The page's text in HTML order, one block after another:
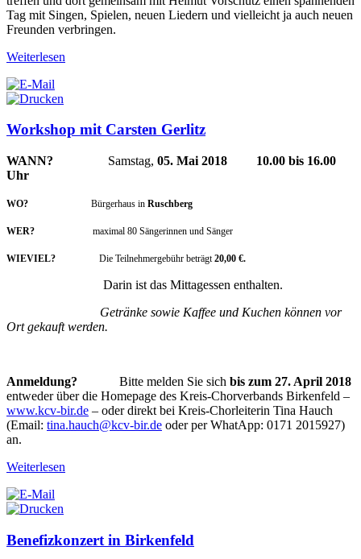
Tag mit Singen, Spielen, neuen Liedern und vielleicht ja auch neuen
Freunden verbringen.
Weiterlesen
Workshop mit Carsten Gerlitz
WANN? Samstag, 05. Mai 2018
10.00 bis 16.00
Uhr
WO? Bürgerhaus in Ruschberg
WER? maximal 80 Sängerinnen und Sänger
WIEVIEL? Die Teilnehmergebühr beträgt20,00 €.
Darin ist das Mittagessen enthalten.
Getränke sowie Kaffee und Kuchen können vor
Ort gekauft werden.
Anmeldung? Bitte melden Sie sich bis zum 27. April 2018
entweder über die Homepage des Kreis-Chorverbands Birkenfeld –
www.kcv-bir.de – oder direkt bei Kreis-Chorleiterin Tina Hauch
(Email: tina.hauch@kcv-bir.de oder per WhatApp: 0171 2015927)
an.
Weiterlesen
Benefizkonzert in Birkenfeld